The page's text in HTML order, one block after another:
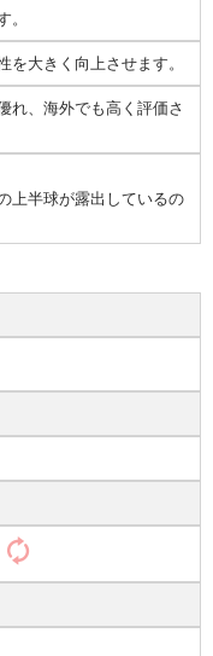
。
大きく向上させます。
れ、海外でも高く評価さ
上半球が露出しているの